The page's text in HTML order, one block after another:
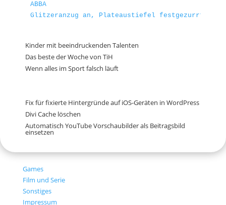
ABBA
Glitzeranzug an, Plateaustiefel festgezurrt und
Kinder mit beeindruckenden Talenten
Das beste der Woche von TiH
Wenn alles im Sport falsch läuft
Fix für fixierte Hintergründe auf iOS-Geräten in WordPress
Divi Cache löschen
Automatisch YouTube Vorschaubilder als Beitragsbild
einsetzen
Games
Film und Serie
Sonstiges
Impressum